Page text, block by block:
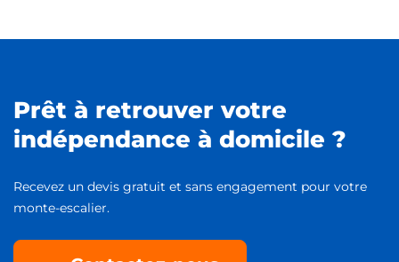
Prêt à retrouver votre
indépendance à domicile ?
Recevez un devis gratuit et sans engagement pour votre
monte-escalier.